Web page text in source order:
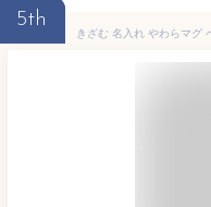
5th